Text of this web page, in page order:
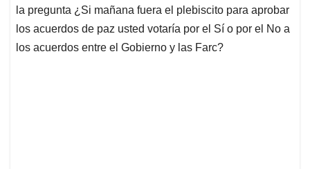
la pregunta ¿Si mañana fuera el plebiscito para aprobar
los acuerdos de paz usted votaría por el Sí o por el No a
los acuerdos entre el Gobierno y las Farc?